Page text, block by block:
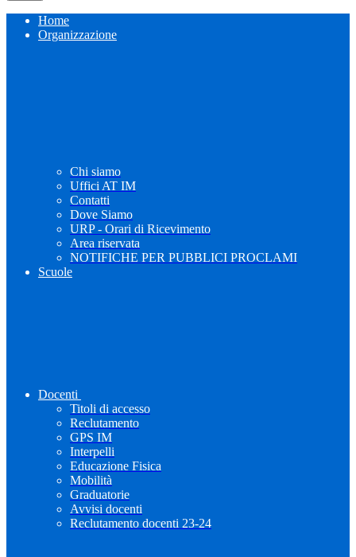
Home
Organizzazione
Chi siamo
Uffici AT IM
Contatti
Dove Siamo
URP - Orari di Ricevimento
Area riservata
NOTIFICHE PER PUBBLICI PROCLAMI
Scuole
Docenti
Titoli di accesso
Reclutamento
GPS IM
Interpelli
Educazione Fisica
Mobilità
Graduatorie
Avvisi docenti
Reclutamento docenti 23-24